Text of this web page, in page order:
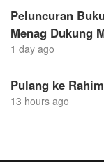
Peluncuran
Menag Dukung
1 day ago
Pulang ke
13 hours ago